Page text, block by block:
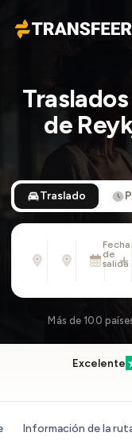
Transfeero
de
Traslado
Desde
Dirección,
Hasta
Dirección,
Fecha
de
salida
Más de 100
Excelente
Información de la